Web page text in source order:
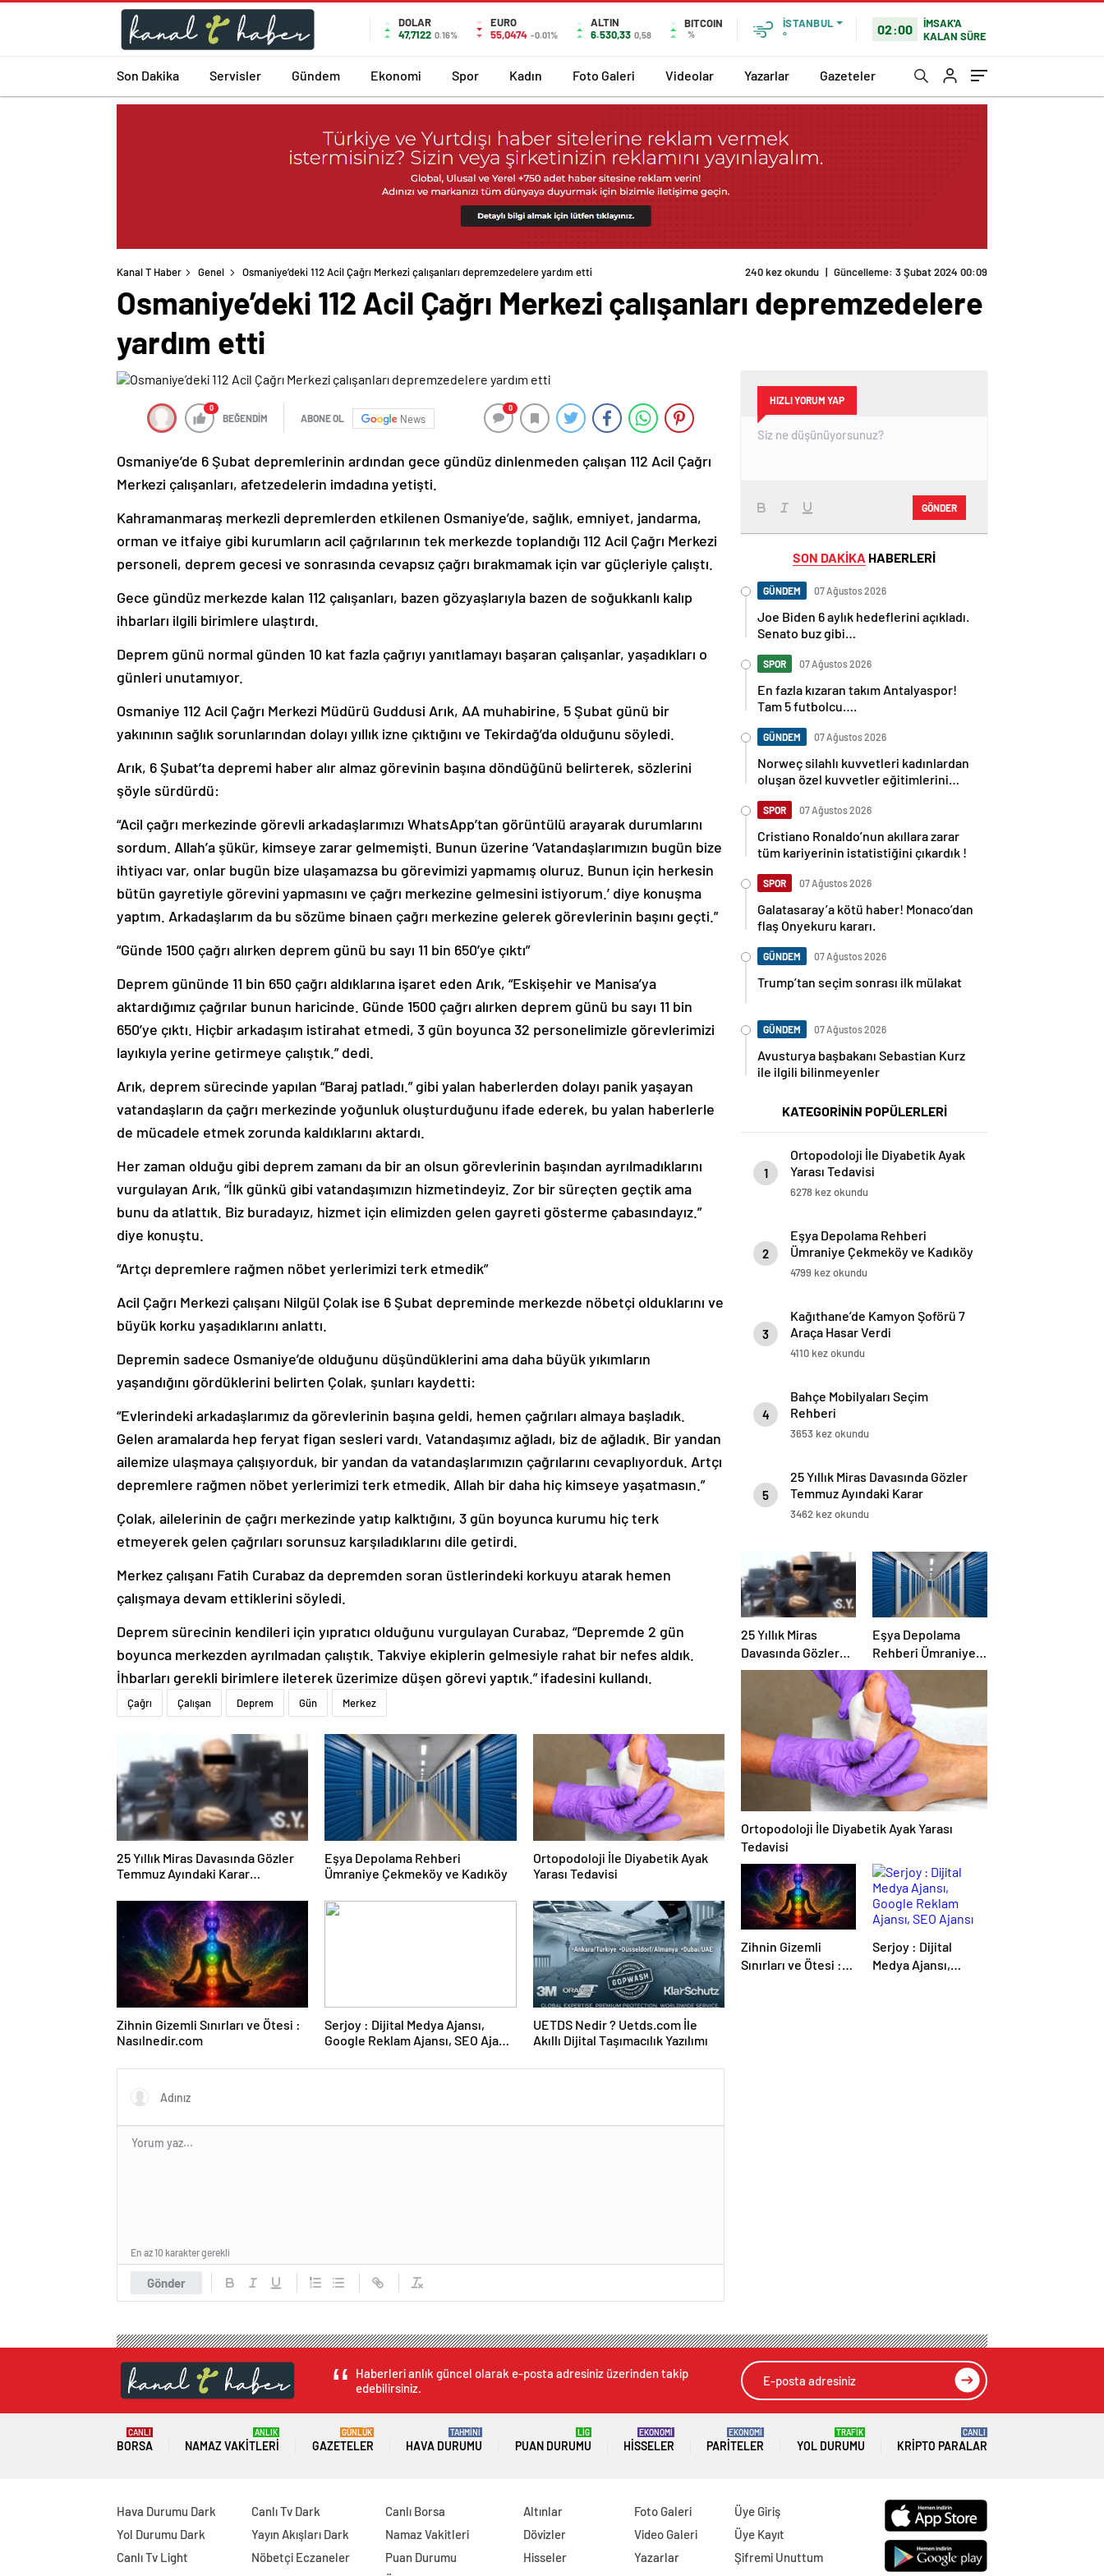
DOLAR
47,7122 0.16%
EURO
55,0474 -0.01%
ALTIN
6.530,33 0,58
BITCOIN
%
İSTANBUL
°
02:00
İMSAK'A
KALAN SÜRE
Son Dakika Servisler Gündem Ekonomi Spor Kadın Foto Galeri Videolar Yazarlar Gazeteler
Kanal T Haber Genel Osmaniye’deki 112 Acil Çağrı Merkezi çalışanları depremzedelere yardım etti 240 kez okundu | Güncelleme: 3 Şubat 2024 00:09
Osmaniye’deki 112 Acil Çağrı Merkezi çalışanları depremzedelere
yardım etti
0
BEĞENDİM ABONE OL News
0
Osmaniye’de 6 Şubat depremlerinin ardından gece gündüz dinlenmeden çalışan 112 Acil Çağrı
Merkezi çalışanları, afetzedelerin imdadına yetişti.
Kahramanmaraş merkezli depremlerden etkilenen Osmaniye’de, sağlık, emniyet, jandarma,
orman ve itfaiye gibi kurumların acil çağrılarının tek merkezde toplandığı 112 Acil Çağrı Merkezi
personeli, deprem gecesi ve sonrasında cevapsız çağrı bırakmamak için var güçleriyle çalıştı.
Gece gündüz merkezde kalan 112 çalışanları, bazen gözyaşlarıyla bazen de soğukkanlı kalıp
ihbarları ilgili birimlere ulaştırdı.
Deprem günü normal günden 10 kat fazla çağrıyı yanıtlamayı başaran çalışanlar, yaşadıkları o
günleri unutamıyor.
Osmaniye 112 Acil Çağrı Merkezi Müdürü Guddusi Arık, AA muhabirine, 5 Şubat günü bir
yakınının sağlık sorunlarından dolayı yıllık izne çıktığını ve Tekirdağ’da olduğunu söyledi.
Arık, 6 Şubat’ta depremi haber alır almaz görevinin başına döndüğünü belirterek, sözlerini
şöyle sürdürdü:
“Acil çağrı merkezinde görevli arkadaşlarımızı WhatsApp’tan görüntülü arayarak durumlarını
sordum. Allah’a şükür, kimseye zarar gelmemişti. Bunun üzerine ‘Vatandaşlarımızın bugün bize
ihtiyacı var, onlar bugün bize ulaşamazsa bu görevimizi yapmamış oluruz. Bunun için herkesin
bütün gayretiyle görevini yapmasını ve çağrı merkezine gelmesini istiyorum.’ diye konuşma
yaptım. Arkadaşlarım da bu sözüme binaen çağrı merkezine gelerek görevlerinin başını geçti.”
“Günde 1500 çağrı alırken deprem günü bu sayı 11 bin 650’ye çıktı”
Deprem gününde 11 bin 650 çağrı aldıklarına işaret eden Arık, “Eskişehir ve Manisa’ya
aktardığımız çağrılar bunun haricinde. Günde 1500 çağrı alırken deprem günü bu sayı 11 bin
650’ye çıktı. Hiçbir arkadaşım istirahat etmedi, 3 gün boyunca 32 personelimizle görevlerimizi
layıkıyla yerine getirmeye çalıştık.” dedi.
Arık, deprem sürecinde yapılan “Baraj patladı.” gibi yalan haberlerden dolayı panik yaşayan
vatandaşların da çağrı merkezinde yoğunluk oluşturduğunu ifade ederek, bu yalan haberlerle
de mücadele etmek zorunda kaldıklarını aktardı.
Her zaman olduğu gibi deprem zamanı da bir an olsun görevlerinin başından ayrılmadıklarını
vurgulayan Arık, “İlk günkü gibi vatandaşımızın hizmetindeyiz. Zor bir süreçten geçtik ama
bunu da atlattık. Biz buradayız, hizmet için elimizden gelen gayreti gösterme çabasındayız.”
diye konuştu.
“Artçı depremlere rağmen nöbet yerlerimizi terk etmedik”
Acil Çağrı Merkezi çalışanı Nilgül Çolak ise 6 Şubat depreminde merkezde nöbetçi olduklarını ve
büyük korku yaşadıklarını anlattı.
Depremin sadece Osmaniye’de olduğunu düşündüklerini ama daha büyük yıkımların
yaşandığını gördüklerini belirten Çolak, şunları kaydetti:
“Evlerindeki arkadaşlarımız da görevlerinin başına geldi, hemen çağrıları almaya başladık.
Gelen aramalarda hep feryat figan sesleri vardı. Vatandaşımız ağladı, biz de ağladık. Bir yandan
ailemize ulaşmaya çalışıyorduk, bir yandan da vatandaşlarımızın çağrılarını cevaplıyorduk. Artçı
depremlere rağmen nöbet yerlerimizi terk etmedik. Allah bir daha hiç kimseye yaşatmasın.”
Çolak, ailelerinin de çağrı merkezinde yatıp kalktığını, 3 gün boyunca kurumu hiç terk
etmeyerek gelen çağrıları sorunsuz karşıladıklarını dile getirdi.
Merkez çalışanı Fatih Curabaz da depremden soran üstlerindeki korkuyu atarak hemen
çalışmaya devam ettiklerini söyledi.
Deprem sürecinin kendileri için yıpratıcı olduğunu vurgulayan Curabaz, “Depremde 2 gün
boyunca merkezden ayrılmadan çalıştık. Takviye ekiplerin gelmesiyle rahat bir nefes aldık.
İhbarları gerekli birimlere ileterek üzerimize düşen görevi yaptık.” ifadesini kullandı.
Çağrı Çalışan Deprem Gün Merkez
25 Yıllık Miras Davasında Gözler
Temmuz Ayındaki Karar
Eşya Depolama Rehberi
Ümraniye Çekmeköy ve Kadıköy
Ortopodoloji İle Diyabetik Ayak
Yarası Tedavisi
Zihnin Gizemli Sınırları ve Ötesi :
Nasılnedir.com
Serjoy : Dijital Medya Ajansı,
Google Reklam Ajansı, SEO Ajansı
UETDS Nedir ? Uetds.com İle
Akıllı Dijital Taşımacılık Yazılımı
Gönder
En az 10 karakter gerekli
HIZLI YORUM YAP
GÖNDER
SON DAKİKA HABERLERİ
GÜNDEM 07 Ağustos 2026
Joe Biden 6 aylık hedeflerini açıkladı.
Senato buz gibi…
SPOR 07 Ağustos 2026
En fazla kızaran takım Antalyaspor!
Tam 5 futbolcu….
GÜNDEM 07 Ağustos 2026
Norweç silahlı kuvvetleri kadınlardan
oluşan özel kuvvetler eğitimlerini
SPOR 07 Ağustos 2026
Cristiano Ronaldo’nun akıllara zarar
tüm kariyerinin istatistiğini çıkardık !
SPOR 07 Ağustos 2026
Galatasaray’a kötü haber! Monaco’dan
flaş Onyekuru kararı.
GÜNDEM 07 Ağustos 2026
Trump’tan seçim sonrası ilk mülakat
GÜNDEM 07 Ağustos 2026
Avusturya başbakanı Sebastian Kurz
ile ilgili bilinmeyenler
KATEGORİNİN POPÜLERLERİ
1
Ortopodoloji İle Diyabetik Ayak
Yarası Tedavisi
6278 kez okundu
2
Eşya Depolama Rehberi
Ümraniye Çekmeköy ve Kadıköy
4799 kez okundu
3
Kağıthane’de Kamyon Şoförü 7
Araça Hasar Verdi
4110 kez okundu
4
Bahçe Mobilyaları Seçim
Rehberi
3653 kez okundu
5
25 Yıllık Miras Davasında Gözler
Temmuz Ayındaki Karar
Duruşmasına Çevrildi
3462 kez okundu
25 Yıllık Miras
Davasında Gözler
Temmuz Ayındaki
Karar Duruşmasına
Eşya Depolama
Rehberi Ümraniye
Çekmeköy ve
Kadıköy
Ortopodoloji İle Diyabetik Ayak Yarası
Tedavisi
Zihnin Gizemli
Sınırları ve Ötesi :
Serjoy : Dijital
Medya Ajansı,
Haberleri anlık güncel olarak e-posta adresiniz üzerinden takip
edebilirsiniz.
BORSA
CANLI
NAMAZ VAKITLERI
ANLIK
GAZETELER
GÜNLÜK
HAVA DURUMU
TAHMİNİ
PUAN DURUMU
LİG
HISSELER
EKONOMİ
PARITELER
EKONOMİ
YOL DURUMU
TRAFİK
KRIPTO PARALAR
CANLI
Hava Durumu Dark
Yol Durumu Dark
Canlı Tv Light
Canlı Tv Dark
Yayın Akışları Dark
Nöbetçi Eczaneler
Canlı Borsa
Namaz Vakitleri
Puan Durumu
Altınlar
Dövizler
Hisseler
Foto Galeri
Video Galeri
Yazarlar
Üye Giriş
Üye Kayıt
Şifremi Unuttum